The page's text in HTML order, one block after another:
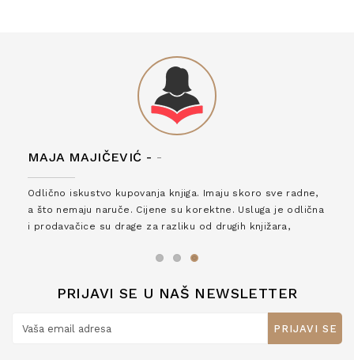
MAJA MAJIČEVIĆ - -
Odlično iskustvo kupovanja knjiga. Imaju skoro sve radne,
a što nemaju naruče. Cijene su korektne. Usluga je odlična
i prodavačice su drage za razliku od drugih knjižara,
PRIJAVI SE U NAŠ NEWSLETTER
PRIJAVI SE